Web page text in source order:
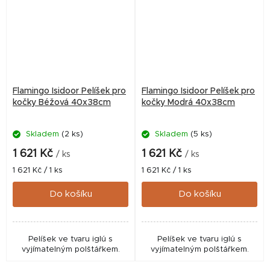
Flamingo Isidoor Pelíšek pro
kočky Béžová 40x38cm
Skladem (2 ks)
1 621 Kč / ks
Měrná
cena:
1 621 Kč / 1 ks
Do košíku
Pelíšek ve tvaru iglú s
vyjímatelným polštářkem.
Flamingo Isidoor Pelíšek pro
kočky Modrá 40x38cm
Skladem (5 ks)
1 621 Kč / ks
Měrná
cena:
1 621 Kč / 1 ks
Do košíku
Pelíšek ve tvaru iglú s
vyjímatelným polštářkem.